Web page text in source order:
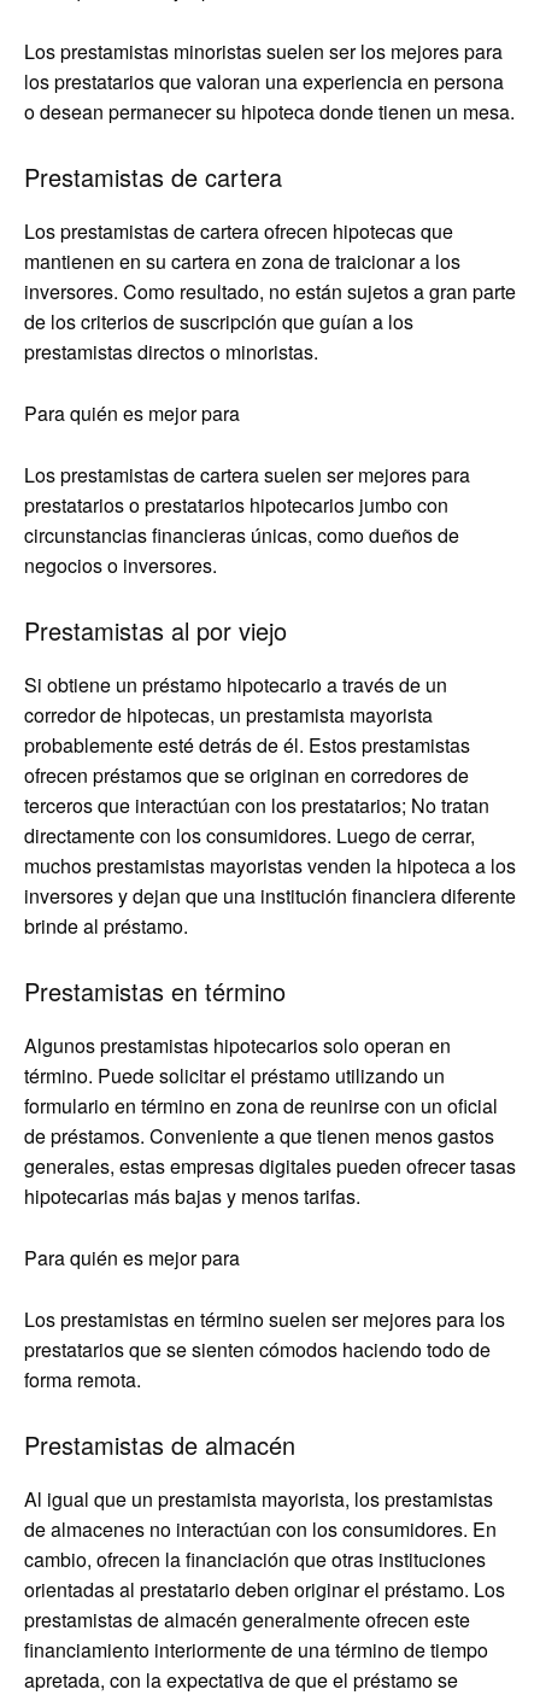
Los prestamistas minoristas suelen ser los mejores para
los prestatarios que valoran una experiencia en persona
o desean permanecer su hipoteca donde tienen un mesa.
Prestamistas de cartera
Los prestamistas de cartera ofrecen hipotecas que
mantienen en su cartera en zona de traicionar a los
inversores. Como resultado, no están sujetos a gran parte
de los criterios de suscripción que guían a los
prestamistas directos o minoristas.
Para quién es mejor para
Los prestamistas de cartera suelen ser mejores para
prestatarios o prestatarios hipotecarios jumbo con
circunstancias financieras únicas, como dueños de
negocios o inversores.
Prestamistas al por viejo
Si obtiene un préstamo hipotecario a través de un
corredor de hipotecas, un prestamista mayorista
probablemente esté detrás de él. Estos prestamistas
ofrecen préstamos que se originan en corredores de
terceros que interactúan con los prestatarios; No tratan
directamente con los consumidores. Luego de cerrar,
muchos prestamistas mayoristas venden la hipoteca a los
inversores y dejan que una institución financiera diferente
brinde al préstamo.
Prestamistas en término
Algunos prestamistas hipotecarios solo operan en
término. Puede solicitar el préstamo utilizando un
formulario en término en zona de reunirse con un oficial
de préstamos. Conveniente a que tienen menos gastos
generales, estas empresas digitales pueden ofrecer tasas
hipotecarias más bajas y menos tarifas.
Para quién es mejor para
Los prestamistas en término suelen ser mejores para los
prestatarios que se sienten cómodos haciendo todo de
forma remota.
Prestamistas de almacén
Al igual que un prestamista mayorista, los prestamistas
de almacenes no interactúan con los consumidores. En
cambio, ofrecen la financiación que otras instituciones
orientadas al prestatario deben originar el préstamo. Los
prestamistas de almacén generalmente ofrecen este
financiamiento interiormente de una término de tiempo
apretada, con la expectativa de que el préstamo se